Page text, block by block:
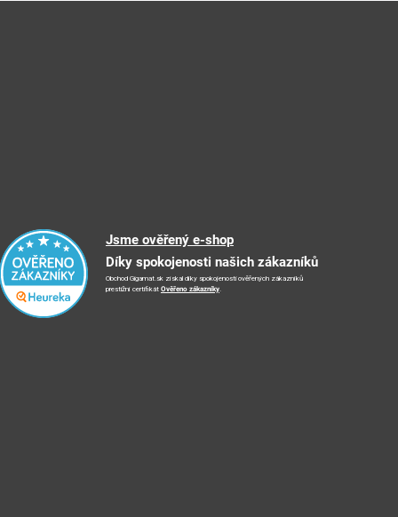
Jsme ověřený e-shop
Díky spokojenosti našich zákazníků
Obchod Gigamat.sk získal díky spokojenosti ověřených zákazníků
prestižní certifikát Ověřeno zákazníky.